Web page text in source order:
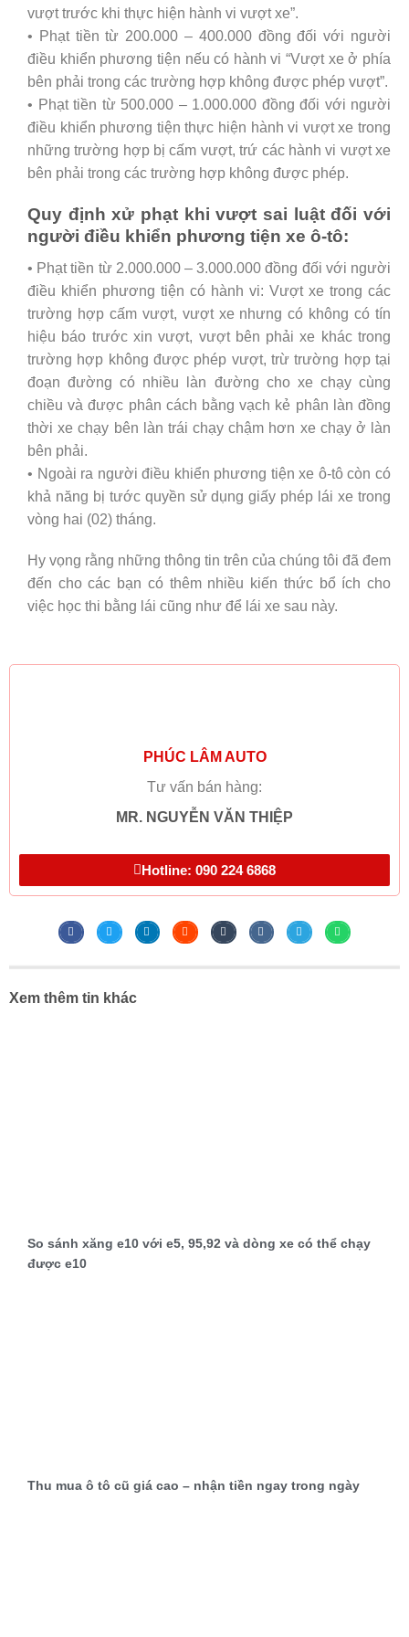
vượt trước khi thực hiện hành vi vượt xe”.
• Phạt tiền từ 200.000 – 400.000 đồng đối với người
điều khiển phương tiện nếu có hành vi “Vượt xe ở phía
bên phải trong các trường hợp không được phép vượt”.
• Phạt tiền từ 500.000 – 1.000.000 đồng đối với người
điều khiển phương tiện thực hiện hành vi vượt xe trong
những trường hợp bị cấm vượt, trứ các hành vi vượt xe
bên phải trong các trường hợp không được phép.
Quy định xử phạt khi vượt sai luật đối với
người điều khiển phương tiện xe ô-tô:
• Phạt tiền từ 2.000.000 – 3.000.000 đồng đối với người
điều khiển phương tiện có hành vi: Vượt xe trong các
trường hợp cấm vượt, vượt xe nhưng có không có tín
hiệu báo trước xin vượt, vượt bên phải xe khác trong
trường hợp không được phép vượt, trừ trường hợp tại
đoạn đường có nhiều làn đường cho xe chạy cùng
chiều và được phân cách bằng vạch kẻ phân làn đồng
thời xe chạy bên làn trái chạy chậm hơn xe chạy ở làn
bên phải.
• Ngoài ra người điều khiển phương tiện xe ô-tô còn có
khả năng bị tước quyền sử dụng giấy phép lái xe trong
vòng hai (02) tháng.
Hy vọng rằng những thông tin trên của chúng tôi đã đem
đến cho các bạn có thêm nhiều kiến thức bổ ích cho
việc học thi bằng lái cũng như để lái xe sau này.
PHÚC LÂM AUTO
Tư vấn bán hàng:
MR. NGUYỄN VĂN THIỆP
Hotline: 090 224 6868
Xem thêm tin khác
So sánh xăng e10 với e5, 95,92 và dòng xe có thể chạy
được e10
Thu mua ô tô cũ giá cao – nhận tiền ngay trong ngày